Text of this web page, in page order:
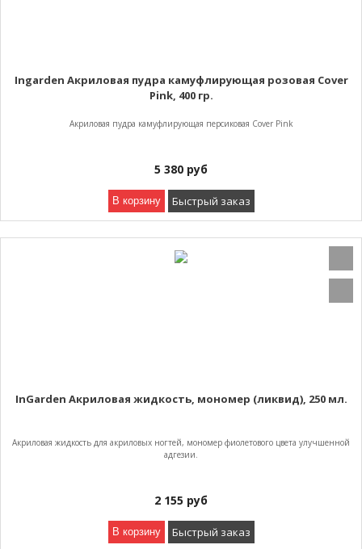
Ingarden Акриловая пудра камуфлирующая розовая Cover
Pink, 400 гр.
Акриловая пудра камуфлирующая персиковая Cover Pink
5 380 руб
В корзину Быстрый заказ
InGarden Акриловая жидкость, мономер (ликвид), 250 мл.
Акриловая жидкость для акриловых ногтей, мономер фиолетового цвета улучшенной
адгезии.
2 155 руб
В корзину Быстрый заказ